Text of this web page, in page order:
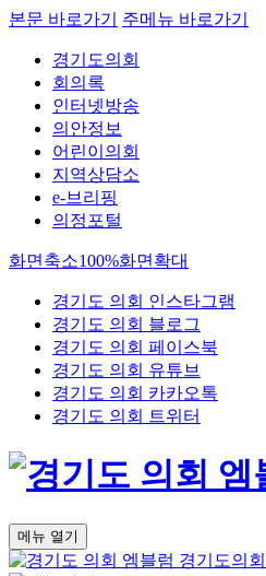
본문 바로가기 주메뉴 바로가기
경기도의회
회의록
인터넷방송
의안정보
어린이의회
지역상담소
e-브리핑
의정포털
화면축소100%화면확대
경기도 의회 인스타그램
경기도 의회 블로그
경기도 의회 페이스북
경기도 의회 유튜브
경기도 의회 카카오톡
경기도 의회 트위터
메뉴 열기
경기도의회